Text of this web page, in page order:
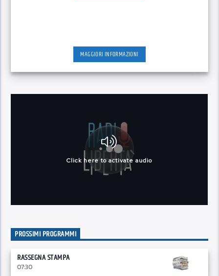
MAGGIORI INFORMAZIONI
PROSSIMI PROGRAMMI
RASSEGNA STAMPA
07:30